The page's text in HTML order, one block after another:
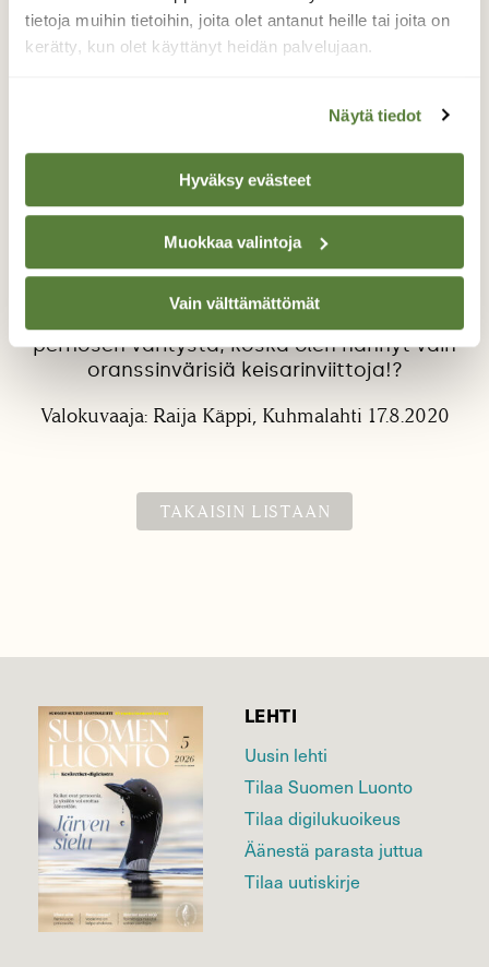
tietoja muihin tietoihin, joita olet antanut heille tai joita on
kerätty, kun olet käyttänyt heidän palvelujaan.
Näytä tiedot
Hyväksy evästeet
Muokkaa valintoja
Vain välttämättömät
Keisarinviitta
auringonkukassa
Sain seurata pitkän aikaa, kun perhonen imi
mettä auringonkukasta. Myös videon
perhosen väritystä, koska olen nähnyt vain
oranssinvärisiä keisarinviittoja!?
Valokuvaaja: Raija Käppi, Kuhmalahti 17.8.2020
TAKAISIN LISTAAN
LEHTI
Uusin lehti
Tilaa Suomen Luonto
Tilaa digilukuoikeus
Äänestä parasta juttua
Tilaa uutiskirje